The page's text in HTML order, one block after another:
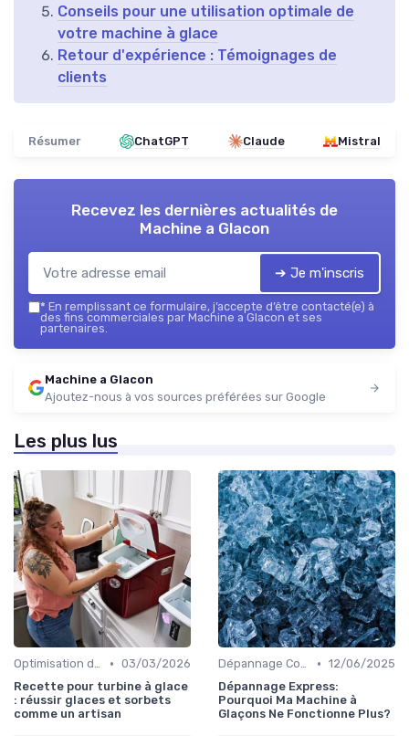
Conseils pour une utilisation optimale de
votre machine à glace
Retour d'expérience : Témoignages de
clients
Résumer ChatGPT Claude Mistral
Recevez les dernières actualités de
Machine a Glacon
➔ Je m'inscris
* En remplissant ce formulaire, j’accepte d’être contacté(e) à
des fins commerciales par Machine a Glacon et ses
partenaires.
Machine a Glacon
Ajoutez-nous à vos sources préférées sur Google
Les plus lus
Optimisation de Production • 03/03/2026
Recette pour turbine à glace
: réussir glaces et sorbets
comme un artisan
Dépannage Courant • 12/06/2025
Dépannage Express:
Pourquoi Ma Machine à
Glaçons Ne Fonctionne Plus?